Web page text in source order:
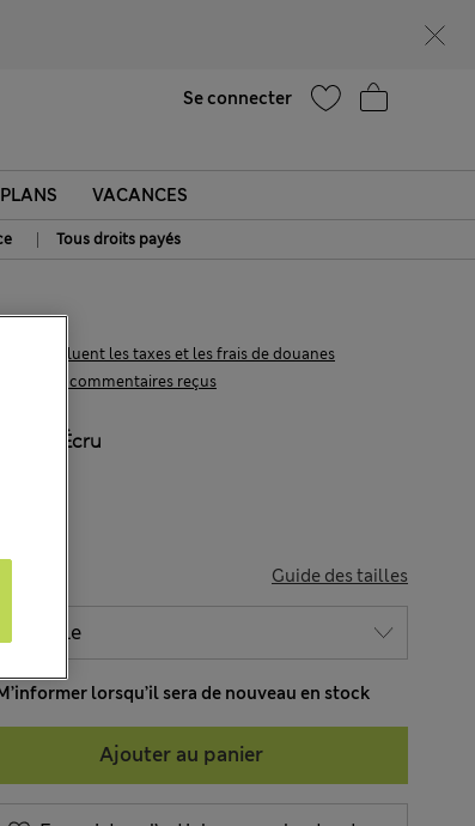
Se connecter
VACANCES
| Tous droits payés
4 les commentaires reçus
prix incluent les taxes et les frais de douanes
Écru
Guide des tailles
lorsqu’il sera de nouveau en stock
Ajouter au panier